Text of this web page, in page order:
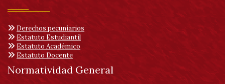
Derechos pecuniarios
Estatuto Estudiantil
Estatuto Académico
Estatuto Docente
Normatividad General